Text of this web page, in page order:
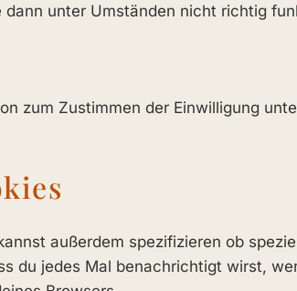
unter Umständen nicht richtig
zum Zustimmen der Einwilligung
außerdem spezifizieren ob
du jedes Mal benachrichtigt wirst,